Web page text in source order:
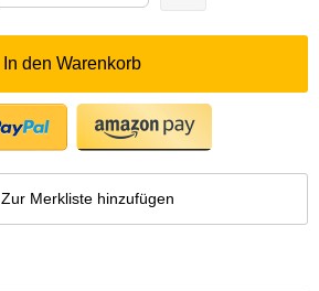
In den Warenkorb
Zur Merkliste hinzufügen